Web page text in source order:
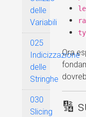
delle
Variabili
025
Indicizzazione
delle
Stringhe
030
Slicing
Ora
🔢